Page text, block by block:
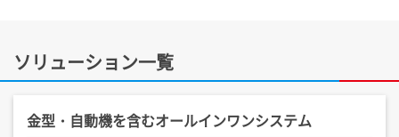
ソリューション一覧
金型・自動機を含むオールインワンシステム